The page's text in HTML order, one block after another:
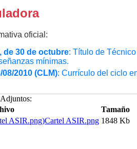
oficial:
de 30 de octubre: Título de
mínimas.
2010 (CLM): Currículo del ciclo
Adjuntos:
Tamaño
Cartel ASIR.png 1848 Kb